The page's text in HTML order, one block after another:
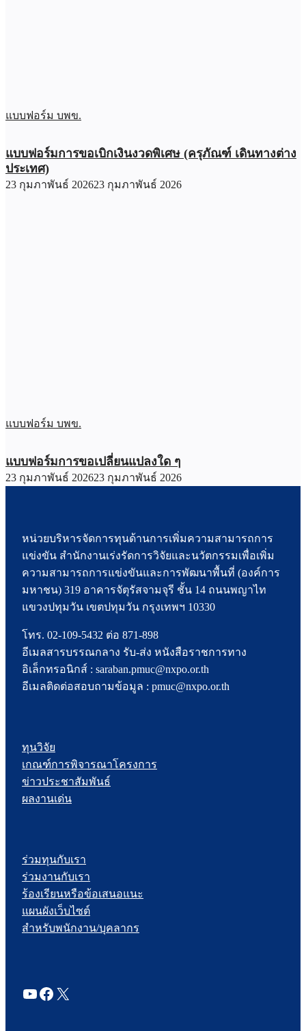
แบบฟอร์ม บพข.
แบบฟอร์มการขอเบิกเงินงวดพิเศษ (ครุภัณฑ์ เดินทางต่าง
ประเทศ)
23 กุมภาพันธ์ 202623 กุมภาพันธ์ 2026
แบบฟอร์ม บพข.
แบบฟอร์มการขอเปลี่ยนแปลงใด ๆ
23 กุมภาพันธ์ 202623 กุมภาพันธ์ 2026
หน่วยบริหารจัดการทุนด้านการเพิ่มความสามารถการ
แข่งขัน สำนักงานเร่งรัดการวิจัยและนวัตกรรมเพื่อเพิ่ม
ความสามารถการแข่งขันและการพัฒนาพื้นที่ (องค์การ
มหาชน) 319 อาคารจัตุรัสจามจุรี ชั้น 14 ถนนพญาไท
แขวงปทุมวัน เขตปทุมวัน กรุงเทพฯ 10330
โทร. 02-109-5432 ต่อ 871-898
อีเมลสารบรรณกลาง รับ-ส่ง หนังสือราชการทาง
อิเล็กทรอนิกส์ : saraban.pmuc@nxpo.or.th
อีเมลติดต่อสอบถามข้อมูล : pmuc@nxpo.or.th
ทุนวิจัย
เกณฑ์การพิจารณาโครงการ
ข่าวประชาสัมพันธ์
ผลงานเด่น
ร่วมทุนกับเรา
ร่วมงานกับเรา
ร้องเรียนหรือข้อเสนอแนะ
แผนผังเว็บไซต์
สำหรับพนักงาน/บุคลากร
YouTube
Facebook
X